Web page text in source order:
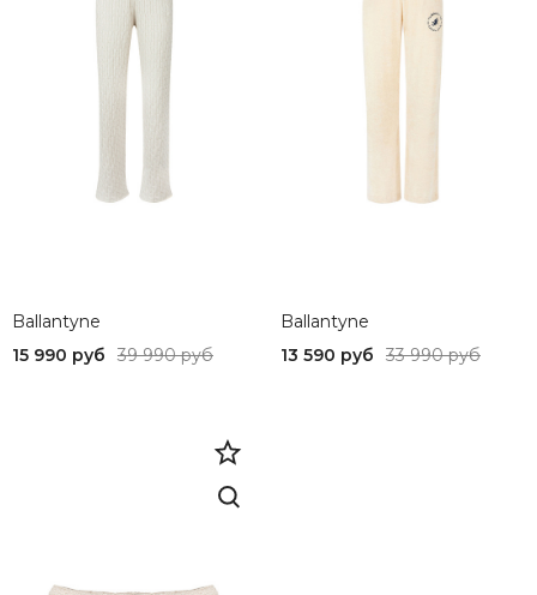
Ballantyne
15 990 руб
39 990 руб
Ballantyne
13 590 руб
33 990 руб